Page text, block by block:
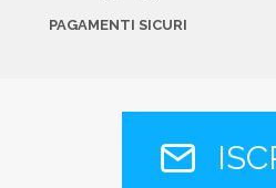
PAGAMENTI SICURI